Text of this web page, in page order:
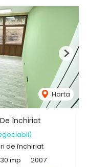
Harta
Next
închiriat
de închiriat
30 mp 2007